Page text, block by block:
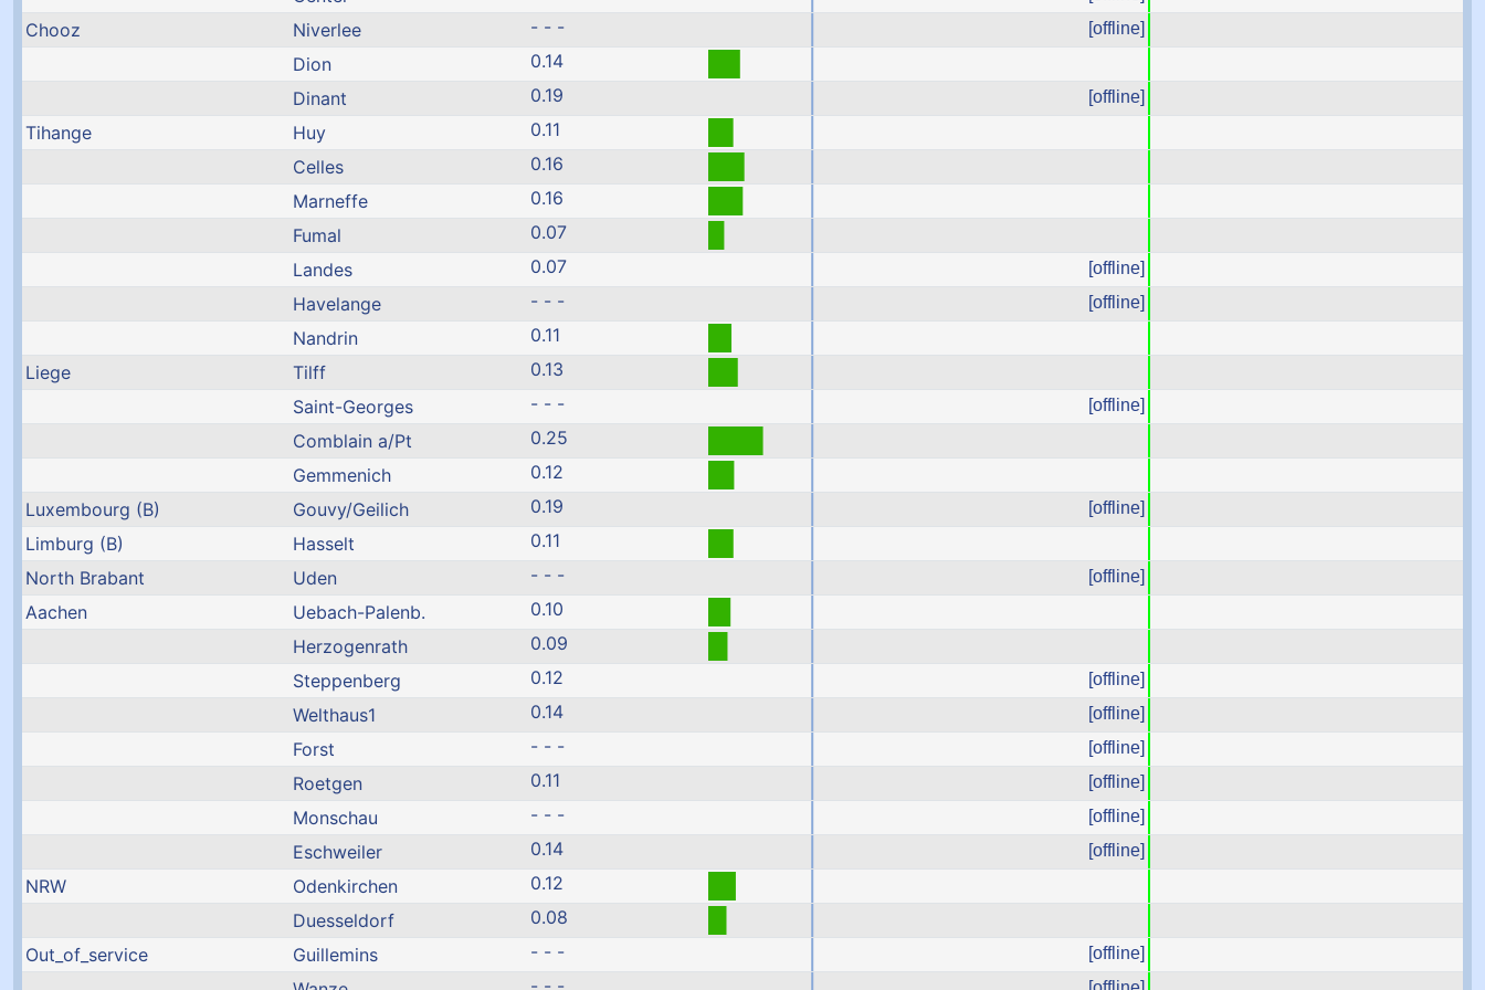
Chooz
Niverlee
- - -
Dion
0.14
Dinant
0.19
Tihange
Huy
0.11
Celles
0.16
Marneffe
0.16
Fumal
0.07
Landes
0.07
Havelange
- - -
Nandrin
0.11
Liege
Tilff
0.13
Saint-Georges
- - -
Comblain a/Pt
0.25
Gemmenich
0.12
Luxembourg (B)
Gouvy/Geilich
0.19
Limburg (B)
Hasselt
0.11
North Brabant
Uden
- - -
Aachen
Uebach-Palenb.
0.10
Herzogenrath
0.09
Steppenberg
0.12
Welthaus1
0.14
Forst
- - -
Roetgen
0.11
Monschau
- - -
Eschweiler
0.14
NRW
Odenkirchen
0.12
Duesseldorf
0.08
Out_of_service
Guillemins
- - -
- - -